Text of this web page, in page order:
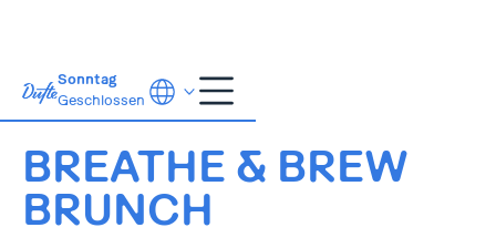
Sonntag
Geschlossen
27.10.2024 ab 9:30
BREATHE & BREW
BRUNCH